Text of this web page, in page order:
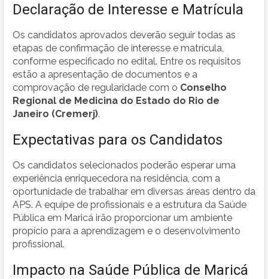
Declaração de Interesse e Matrícula
Os candidatos aprovados deverão seguir todas as
etapas de confirmação de interesse e matrícula,
conforme especificado no edital. Entre os requisitos
estão a apresentação de documentos e a
comprovação de regularidade com o Conselho
Regional de Medicina do Estado do Rio de
Janeiro (Cremerj).
Expectativas para os Candidatos
Os candidatos selecionados poderão esperar uma
experiência enriquecedora na residência, com a
oportunidade de trabalhar em diversas áreas dentro da
APS. A equipe de profissionais e a estrutura da Saúde
Pública em Maricá irão proporcionar um ambiente
propício para a aprendizagem e o desenvolvimento
profissional.
Impacto na Saúde Pública de Maricá